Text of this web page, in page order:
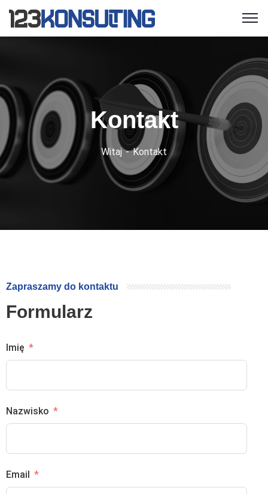
Kontakt
Witaj Kontakt
Zapraszamy do kontaktu
Formularz
Imię
Nazwisko
Email